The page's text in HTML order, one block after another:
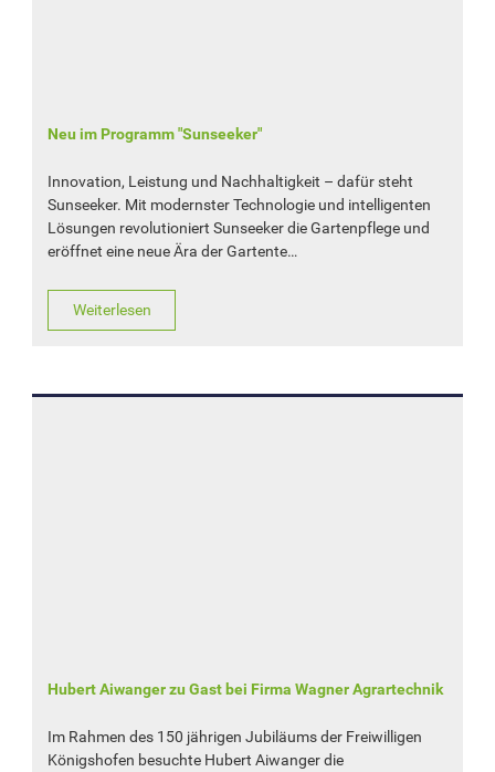
Neu im Programm "Sunseeker"
Innovation, Leistung und Nachhaltigkeit – dafür steht
Sunseeker. Mit modernster Technologie und intelligenten
Lösungen revolutioniert Sunseeker die Gartenpflege und
eröffnet eine neue Ära der Gartente…
Weiterlesen
Hubert Aiwanger zu Gast bei Firma Wagner Agrartechnik
Im Rahmen des 150 jährigen Jubiläums der Freiwilligen
Königshofen besuchte Hubert Aiwanger die